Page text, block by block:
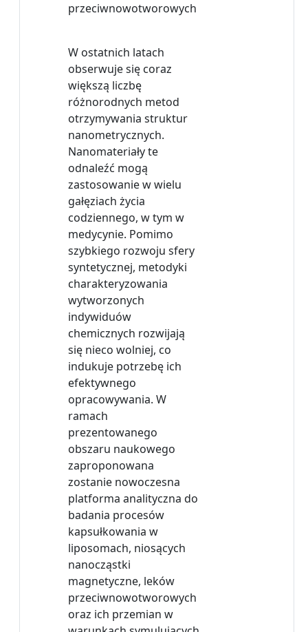
przeciwnowotworowych
W ostatnich latach
obserwuje się coraz
większą liczbę
różnorodnych metod
otrzymywania struktur
nanometrycznych.
Nanomateriały te
odnaleźć mogą
zastosowanie w wielu
gałęziach życia
codziennego, w tym w
medycynie. Pomimo
szybkiego rozwoju sfery
syntetycznej, metodyki
charakteryzowania
wytworzonych
indywiduów
chemicznych rozwijają
się nieco wolniej, co
indukuje potrzebę ich
efektywnego
opracowywania. W
ramach
prezentowanego
obszaru naukowego
zaproponowana
zostanie nowoczesna
platforma analityczna do
badania procesów
kapsułkowania w
liposomach, niosących
nanocząstki
magnetyczne, leków
przeciwnowotworowych
oraz ich przemian w